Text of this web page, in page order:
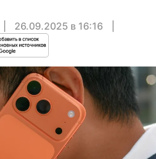
26.09.2025 в 16:16